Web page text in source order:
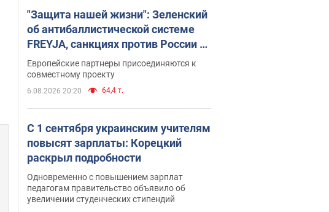
"Защита нашей жизни": Зеленский
об антибаллистической системе
FREYJA, санкциях против России и
поддержке аграриев. Видео
Европейские партнеры присоединяются к
совместному проекту
6.08.2026 20:20 64,4 т.
С 1 сентября украинским учителям
повысят зарплаты: Корецкий
раскрыл подробности
Одновременно с повышением зарплат
педагогам правительство объявило об
увеличении студенческих стипендий